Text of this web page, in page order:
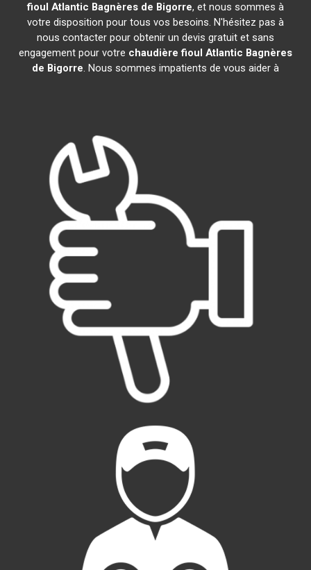
fioul Atlantic Bagnères de Bigorre, et nous sommes à
votre disposition pour tous vos besoins. N'hésitez pas à
nous contacter pour obtenir un devis gratuit et sans
engagement pour votre chaudière fioul Atlantic Bagnères
de Bigorre. Nous sommes impatients de vous aider à